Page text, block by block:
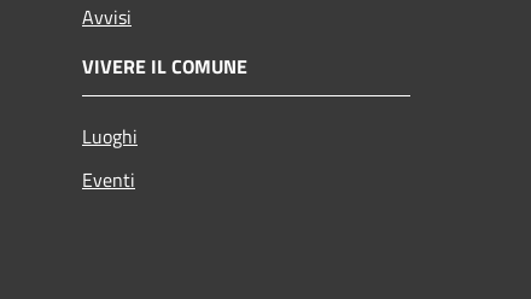
Avvisi
VIVERE IL COMUNE
Luoghi
Eventi